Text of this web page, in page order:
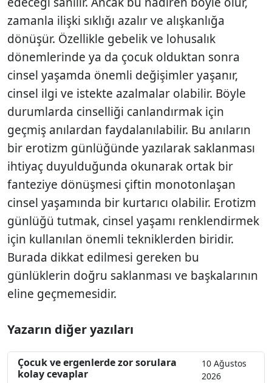
zamanla ilişki sıklığı azalır ve alışkanlığa
dönüşür. Özellikle gebelik ve lohusalık
dönemlerinde ya da çocuk olduktan sonra
cinsel yaşamda önemli değişimler yaşanır,
cinsel ilgi ve istekte azalmalar olabilir. Böyle
durumlarda cinselliği canlandırmak için
geçmiş anılardan faydalanılabilir. Bu anıların
bir erotizm günlüğünde yazılarak saklanması
ihtiyaç duyulduğunda okunarak ortak bir
fanteziye dönüşmesi çiftin monotonlaşan
cinsel yaşamında bir kurtarıcı olabilir. Erotizm
günlüğü tutmak, cinsel yaşamı renklendirmek
için kullanılan önemli tekniklerden biridir.
Burada dikkat edilmesi gereken bu
günlüklerin doğru saklanması ve başkalarının
eline geçmemesidir.
Yazarın diğer yazıları
Çocuk ve ergenlerde zor sorulara
kolay cevaplar
10 Ağustos
2026